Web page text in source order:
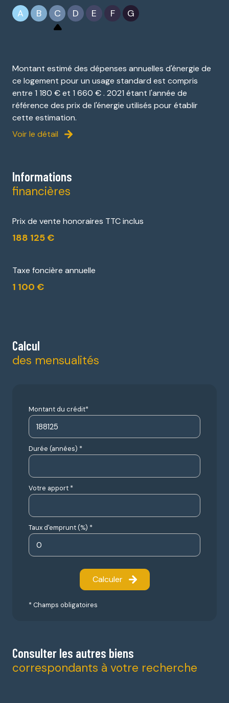
A B C D E F G
Montant estimé des dépenses annuelles d'énergie de
ce logement pour un usage standard est compris
entre 1 180 € et 1 660 € . 2021 étant l'année de
référence des prix de l'énergie utilisés pour établir
cette estimation.
Voir le détail
Informations
financières
Prix de vente honoraires TTC inclus
188 125 €
Taxe foncière annuelle
1 100 €
Calcul
des mensualités
Montant du crédit*
Durée (années) *
Votre apport *
Taux d'emprunt (%) *
Calculer
* Champs obligatoires
Consulter les autres biens
correspondants à votre recherche